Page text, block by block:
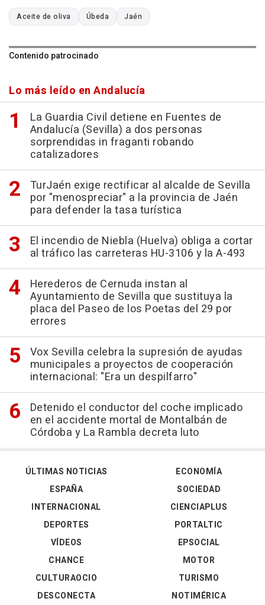
Aceite de oliva Úbeda Jaén
Contenido patrocinado
Lo más leído en Andalucía
La Guardia Civil detiene en Fuentes de
Andalucía (Sevilla) a dos personas
sorprendidas in fraganti robando
catalizadores
TurJaén exige rectificar al alcalde de Sevilla
por "menospreciar" a la provincia de Jaén
para defender la tasa turística
El incendio de Niebla (Huelva) obliga a cortar
al tráfico las carreteras HU-3106 y la A-493
Herederos de Cernuda instan al
Ayuntamiento de Sevilla que sustituya la
placa del Paseo de los Poetas del 29 por
errores
Vox Sevilla celebra la supresión de ayudas
municipales a proyectos de cooperación
internacional: "Era un despilfarro"
Detenido el conductor del coche implicado
en el accidente mortal de Montalbán de
Córdoba y La Rambla decreta luto
ÚLTIMAS NOTICIAS
ESPAÑA
INTERNACIONAL
DEPORTES
VÍDEOS
ECONOMÍA
SOCIEDAD
CIENCIAPLUS
PORTALTIC
EPSOCIAL
CHANCE
CULTURAOCIO
DESCONECTA
MOTOR
TURISMO
NOTIMÉRICA